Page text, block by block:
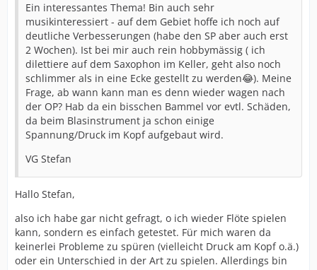
Ein interessantes Thema! Bin auch sehr
musikinteressiert - auf dem Gebiet hoffe ich noch auf
deutliche Verbesserungen (habe den SP aber auch erst
2 Wochen). Ist bei mir auch rein hobbymässig ( ich
dilettiere auf dem Saxophon im Keller, geht also noch
schlimmer als in eine Ecke gestellt zu werden😂). Meine
Frage, ab wann kann man es denn wieder wagen nach
der OP? Hab da ein bisschen Bammel vor evtl. Schäden,
da beim Blasinstrument ja schon einige
Spannung/Druck im Kopf aufgebaut wird.
VG Stefan
Hallo Stefan,
also ich habe gar nicht gefragt, o ich wieder Flöte spielen
kann, sondern es einfach getestet. Für mich waren da
keinerlei Probleme zu spüren (vielleicht Druck am Kopf o.ä.)
oder ein Unterschied in der Art zu spielen. Allerdings bin